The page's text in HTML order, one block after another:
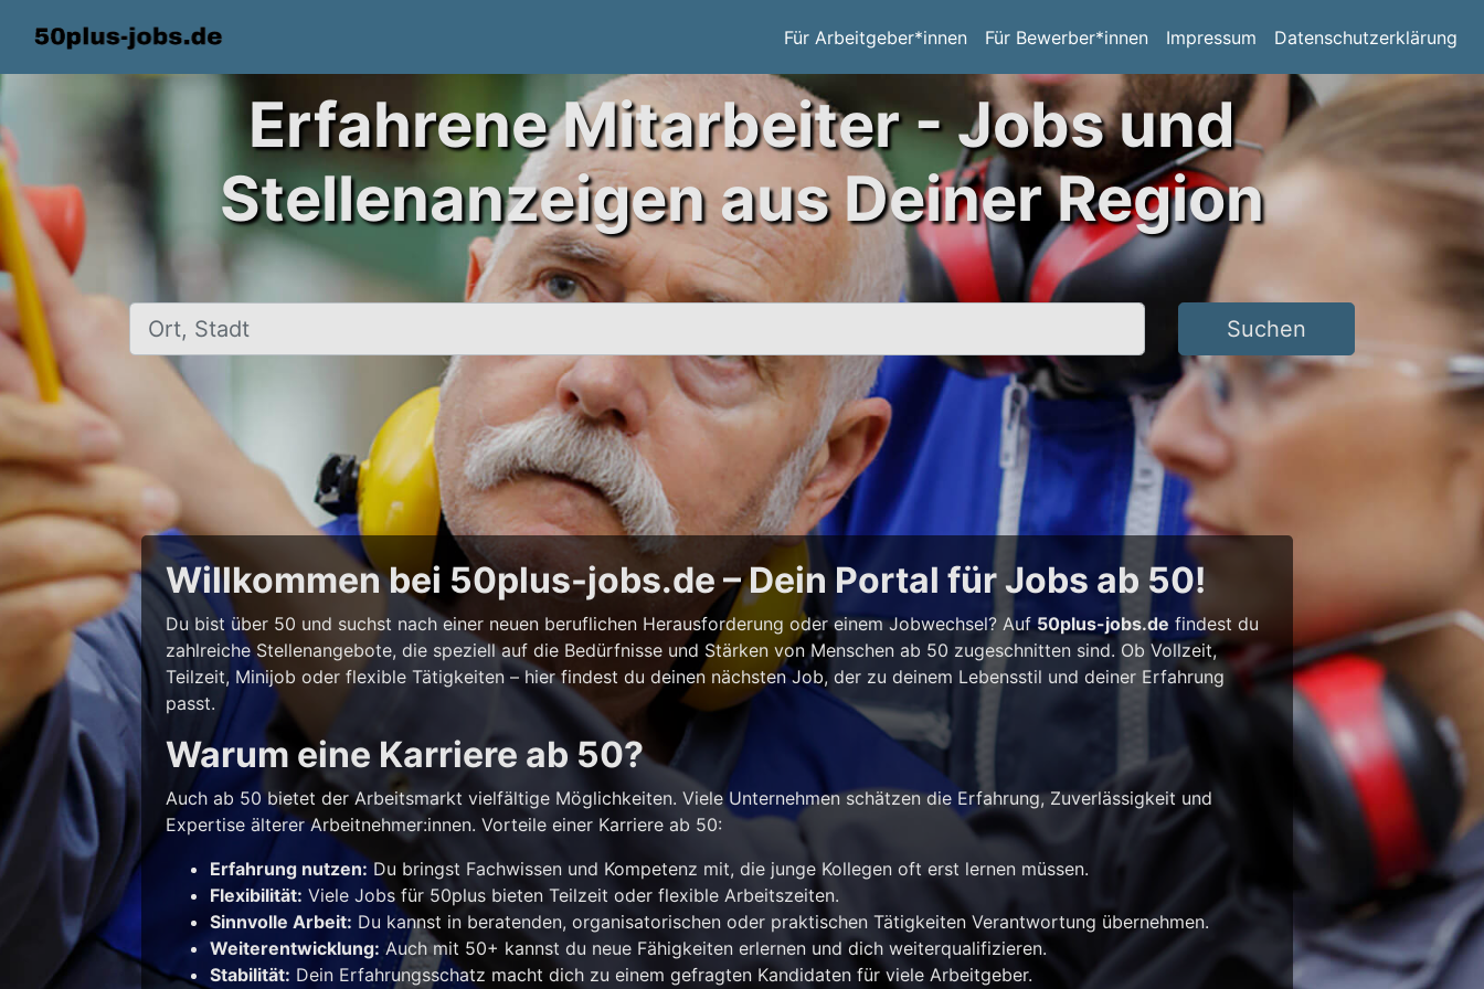
Für Arbeitgeber*innen Für Bewerber*innen Impressum Datenschutzerklärung
Erfahrene Mitarbeiter - Jobs und
Stellenanzeigen aus Deiner Region
Ort, Stadt Suchen
Willkommen bei 50plus-jobs.de – Dein Portal für Jobs ab 50!
Du bist über 50 und suchst nach einer neuen beruflichen Herausforderung oder einem Jobwechsel? Auf50plus-jobs.de findest du
zahlreiche Stellenangebote, die speziell auf die Bedürfnisse und Stärken von Menschen ab 50 zugeschnitten sind. Ob Vollzeit,
Teilzeit, Minijob oder flexible Tätigkeiten – hier findest du deinen nächsten Job, der zu deinem Lebensstil und deiner Erfahrung
passt.
Warum eine Karriere ab 50?
Auch ab 50 bietet der Arbeitsmarkt vielfältige Möglichkeiten. Viele Unternehmen schätzen die Erfahrung, Zuverlässigkeit und
Expertise älterer Arbeitnehmer:innen. Vorteile einer Karriere ab 50:
Erfahrung nutzen: Du bringst Fachwissen und Kompetenz mit, die junge Kollegen oft erst lernen müssen.
Flexibilität: Viele Jobs für 50plus bieten Teilzeit oder flexible Arbeitszeiten.
Sinnvolle Arbeit: Du kannst in beratenden, organisatorischen oder praktischen Tätigkeiten Verantwortung übernehmen.
Weiterentwicklung: Auch mit 50+ kannst du neue Fähigkeiten erlernen und dich weiterqualifizieren.
Stabilität: Dein Erfahrungsschatz macht dich zu einem gefragten Kandidaten für viele Arbeitgeber.